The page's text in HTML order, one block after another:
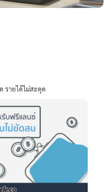
รายได้ไม่สะดุด